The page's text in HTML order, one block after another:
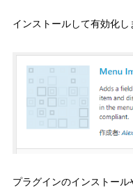
インストールして有効化し
プラグインのインストー